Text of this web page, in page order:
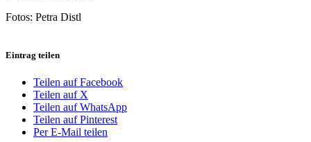
Fotos: Petra Distl
Eintrag teilen
Teilen auf Facebook
Teilen auf X
Teilen auf WhatsApp
Teilen auf Pinterest
Per E-Mail teilen